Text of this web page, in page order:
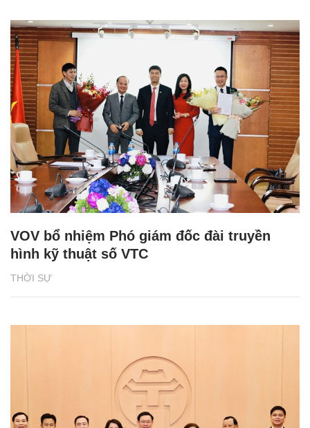
THỜI SỰ
VOV bổ nhiệm Phó giám đốc đài truyền
hình kỹ thuật số VTC